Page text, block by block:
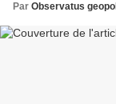
Par Observatus